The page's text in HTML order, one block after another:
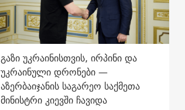
გაზი უკრაინისთვის, ირპინი და
უკრაინული დრონები —
აზერბაიჯანის საგარეო საქმეთა
მინისტრი კიევში ჩავიდა